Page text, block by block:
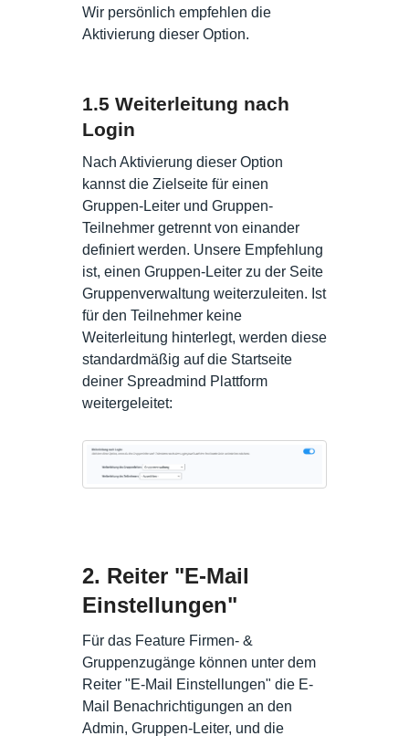
Wir persönlich empfehlen die
Aktivierung dieser Option.
1.5 Weiterleitung nach
Login
Nach Aktivierung dieser Option
kannst die Zielseite für einen
Gruppen-Leiter und Gruppen-
Teilnehmer getrennt von einander
definiert werden. Unsere Empfehlung
ist, einen Gruppen-Leiter zu der Seite
Gruppenverwaltung weiterzuleiten. Ist
für den Teilnehmer keine
Weiterleitung hinterlegt, werden diese
standardmäßig auf die Startseite
deiner Spreadmind Plattform
weitergeleitet:
2. Reiter "E-Mail
Einstellungen"
Für das Feature Firmen- &
Gruppenzugänge können unter dem
Reiter "E-Mail Einstellungen" die E-
Mail Benachrichtigungen an den
Admin, Gruppen-Leiter, und die